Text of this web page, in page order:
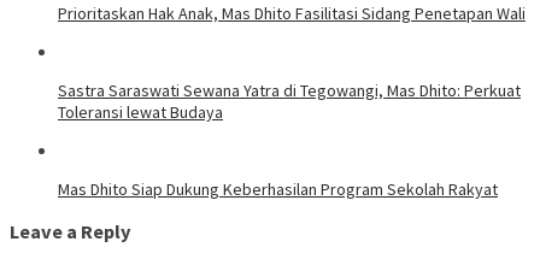
Prioritaskan Hak Anak, Mas Dhito Fasilitasi Sidang Penetapan Wali
Sastra Saraswati Sewana Yatra di Tegowangi, Mas Dhito: Perkuat
Toleransi lewat Budaya
Mas Dhito Siap Dukung Keberhasilan Program Sekolah Rakyat
Leave a Reply